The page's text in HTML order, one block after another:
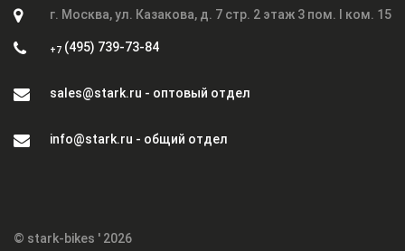
г. Москва, ул. Казакова, д. 7 стр. 2 этаж 3 пом. I ком. 15
+7 (495) 739-73-84
sales@stark.ru - оптовый отдел
info@stark.ru - общий отдел
© stark-bikes ' 2026